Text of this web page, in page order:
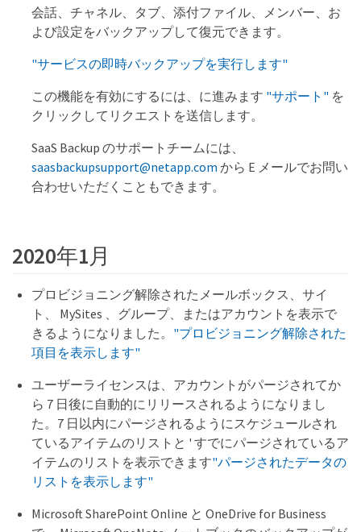
会話、チャネル、タブ、添付ファイル、メンバー、お
よび設定をバックアップして復元できます。
"サービスの即時バックアップを実行します"
この機能を有効にするには、に進みます "サポート" を
クリックしてリクエストを送信します。
SaaS Backup のサポートチームには、
saasbackupsupport@netapp.com から E メールでお問い
合わせいただくこともできます。
2020年1月
プロビジョニング解除されたメールボックス、サイ
ト、 MySites 、グループ、またはアカウントを表示で
きるようになりました。 "プロビジョニング解除された
項目を表示します"
ユーザーライセンスは、アカウントがパージされてか
ら 7 日後に自動的にリリースされるようになりまし
た。7 日以内にパージされるようにスケジュールされ
ているアイテムのリストと ' すでにパージされているア
イテムのリストを表示できます"パージされたデータの
リストを表示します"
Microsoft SharePoint Online と OneDrive for Business